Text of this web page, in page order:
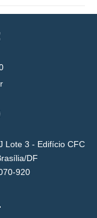
Lote 3 - Edifício CFC
DF
920